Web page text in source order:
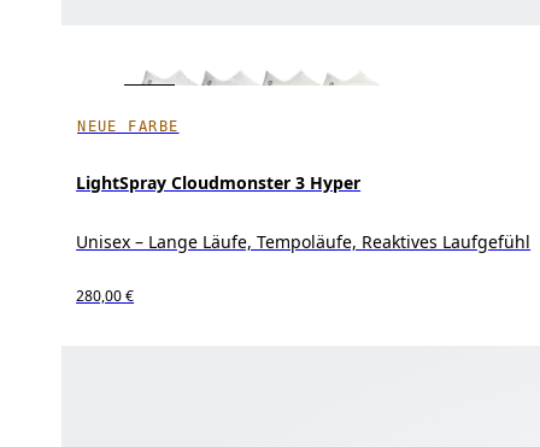
NEUE FARBE
LightSpray Cloudmonster 3 Hyper
Unisex – Lange Läufe, Tempoläufe, Reaktives Laufgefühl
280,00 €